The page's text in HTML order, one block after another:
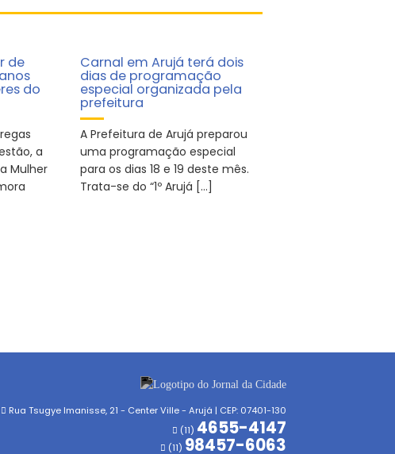
de
do
a
Mulher
Carnal em Arujá terá dois
dias de programação
especial organizada pela
prefeitura
A Prefeitura de Arujá preparou
uma programação especial
para os dias 18 e 19 deste mês.
Trata-se do “1º Arujá […]
Rua Tsugye Imanisse, 21 - Center Ville - Arujá | CEP: 07401-130
(11) 4655-4147
(11) 98457-6063